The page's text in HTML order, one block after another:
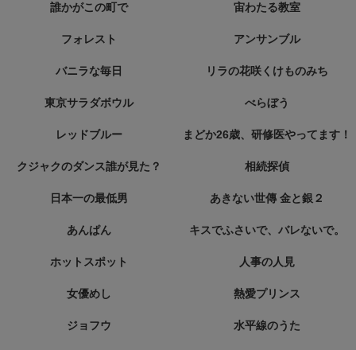
誰かがこの町で 宙わたる教室
フォレスト アンサンブル
バニラな毎日 リラの花咲くけものみち
東京サラダボウル べらぼう
レッドブルー まどか26歳、研修医やってます！
クジャクのダンス誰が見た？ 相続探偵
日本一の最低男 あきない世傳 金と銀２
あんぱん キスでふさいで、バレないで。
ホットスポット 人事の人見
女優めし 熱愛プリンス
ジョフウ 水平線のうた